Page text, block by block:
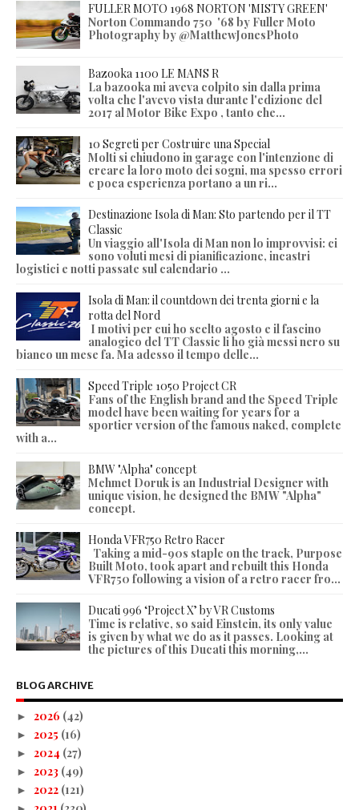
FULLER MOTO 1968 NORTON 'MISTY GREEN'
Norton Commando 750 '68 by Fuller Moto
Photography by @MatthewJonesPhoto
Bazooka 1100 LE MANS R
La bazooka mi aveva colpito sin dalla prima
volta che l'avevo vista durante l'edizione del
2017 al Motor Bike Expo , tanto che...
10 Segreti per Costruire una Special
Molti si chiudono in garage con l'intenzione di
creare la loro moto dei sogni, ma spesso errori
e poca esperienza portano a un ri...
Destinazione Isola di Man: Sto partendo per il TT
Classic
Un viaggio all'Isola di Man non lo improvvisi: ci
sono voluti mesi di pianificazione, incastri
logistici e notti passate sul calendario ...
Isola di Man: il countdown dei trenta giorni e la
rotta del Nord
I motivi per cui ho scelto agosto e il fascino
analogico del TT Classic li ho già messi nero su
bianco un mese fa. Ma adesso il tempo delle...
Speed Triple 1050 Project CR
Fans of the English brand and the Speed Triple
model have been waiting for years for a
sportier version of the famous naked, complete
with a...
BMW "Alpha" concept
Mehmet Doruk is an Industrial Designer with
unique vision, he designed the BMW "Alpha"
concept.
Honda VFR750 Retro Racer
Taking a mid-90s staple on the track, Purpose
Built Moto, took apart and rebuilt this Honda
VFR750 following a vision of a retro racer fro...
Ducati 996 ‘Project X’ by VR Customs
Time is relative, so said Einstein, its only value
is given by what we do as it passes. Looking at
the pictures of this Ducati this morning,...
BLOG ARCHIVE
► 2026 (42)
► 2025 (16)
► 2024 (27)
► 2023 (49)
► 2022 (121)